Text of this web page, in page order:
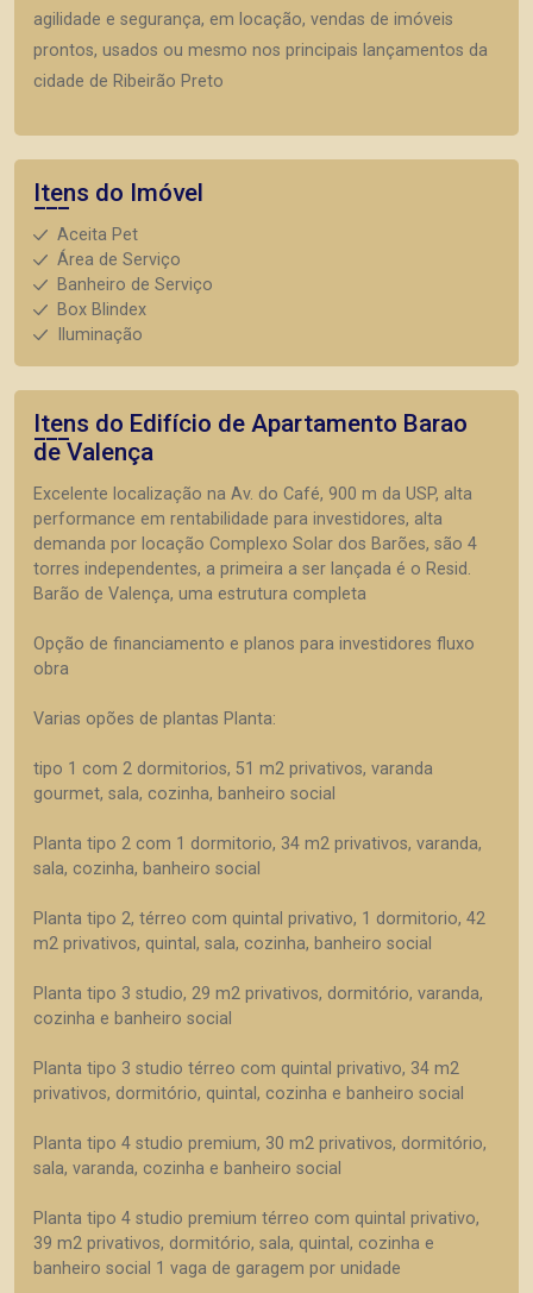
agilidade e segurança, em locação, vendas de imóveis
prontos, usados ou mesmo nos principais lançamentos da
cidade de Ribeirão Preto
Itens do Imóvel
Aceita Pet
Área de Serviço
Banheiro de Serviço
Box Blindex
Iluminação
Itens do Edifício de Apartamento Barao
de Valença
Excelente localização na Av. do Café, 900 m da USP, alta
performance em rentabilidade para investidores, alta
demanda por locação Complexo Solar dos Barões, são 4
torres independentes, a primeira a ser lançada é o Resid.
Barão de Valença, uma estrutura completa
Opção de financiamento e planos para investidores fluxo
obra
Varias opões de plantas Planta:
tipo 1 com 2 dormitorios, 51 m2 privativos, varanda
gourmet, sala, cozinha, banheiro social
Planta tipo 2 com 1 dormitorio, 34 m2 privativos, varanda,
sala, cozinha, banheiro social
Planta tipo 2, térreo com quintal privativo, 1 dormitorio, 42
m2 privativos, quintal, sala, cozinha, banheiro social
Planta tipo 3 studio, 29 m2 privativos, dormitório, varanda,
cozinha e banheiro social
Planta tipo 3 studio térreo com quintal privativo, 34 m2
privativos, dormitório, quintal, cozinha e banheiro social
Planta tipo 4 studio premium, 30 m2 privativos, dormitório,
sala, varanda, cozinha e banheiro social
Planta tipo 4 studio premium térreo com quintal privativo,
39 m2 privativos, dormitório, sala, quintal, cozinha e
banheiro social 1 vaga de garagem por unidade